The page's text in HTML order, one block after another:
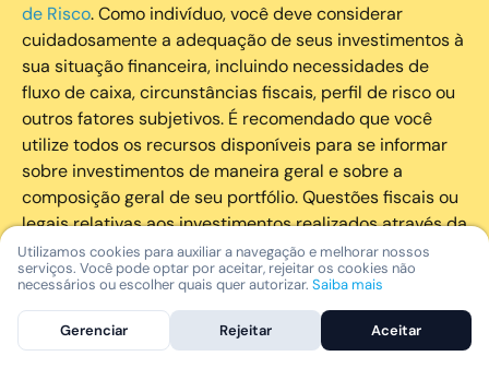
de Risco. Como indivíduo, você deve considerar
cuidadosamente a adequação de seus investimentos à
sua situação financeira, incluindo necessidades de
fluxo de caixa, circunstâncias fiscais, perfil de risco ou
outros fatores subjetivos. É recomendado que você
utilize todos os recursos disponíveis para se informar
sobre investimentos de maneira geral e sobre a
composição geral de seu portfólio. Questões fiscais ou
legais relativas aos investimentos realizados através da
Nomad devem ser obtidas pelos próprios clientes. A
Nomad e suas afiliadas não fornecem nenhum tipo de
A Nomad Wealth Management Ltda. (“Nomad Wealth”),
Utilizamos cookies para auxiliar a navegação e melhorar nossos
serviços. Você pode optar por aceitar, rejeitar os cookies não
necessários ou escolher quais quer autorizar. Saiba mais
Gerenciar Rejeitar Aceitar